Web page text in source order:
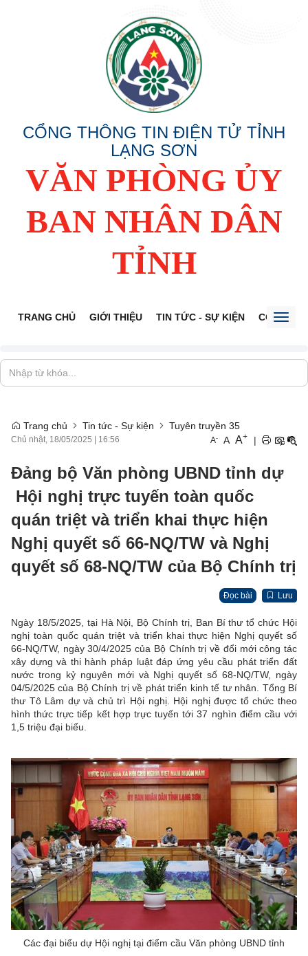
CỔNG THÔNG TIN ĐIỆN TỬ TỈNH
LẠNG SƠN
VĂN PHÒNG ỦY
BAN NHÂN DÂN
TỈNH
TRANG CHỦ GIỚI THIỆU TIN TỨC - SỰ KIỆN CỔNG
Trang chủ Tin tức - Sự kiện Tuyên truyền 35
Chủ nhật, 18/05/2025 16:56 A- A A+ |
Đảng bộ Văn phòng UBND tỉnh dự
Hội nghị trực tuyến toàn quốc
quán triệt và triển khai thực hiện
Nghị quyết số 66-NQ/TW và Nghị
quyết số 68-NQ/TW của Bộ Chính trị
Đọc bài Lưu
Ngày 18/5/2025, tại Hà Nội, Bộ Chính trị, Ban Bí thư tổ chức Hội
nghị toàn quốc quán triệt và triển khai thực hiện Nghị quyết số
66-NQ/TW, ngày 30/4/2025 của Bộ Chính trị về đổi mới công tác
xây dựng và thi hành pháp luật đáp ứng yêu cầu phát triển đất
nước trong kỷ nguyên mới và Nghị quyết số 68-NQ/TW, ngày
04/5/2025 của Bộ Chính trị về phát triển kinh tế tư nhân. Tổng Bí
thư Tô Lâm dự và chủ trì Hội nghị. Hội nghị được tổ chức theo
hình thức trực tiếp kết hợp trực tuyến tới 37 nghìn điểm cầu với
1,5 triệu đại biểu.
Các đại biểu dự Hội nghị tại điểm cầu Văn phòng UBND tỉnh